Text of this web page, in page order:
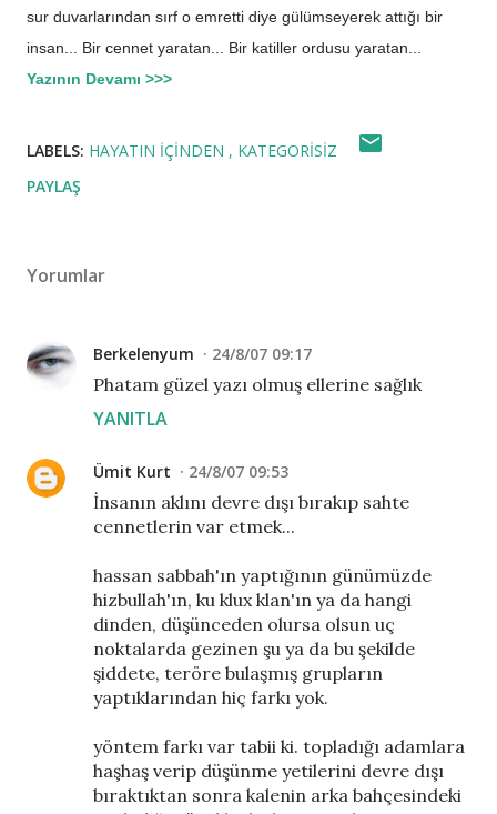
sur duvarlarından sırf o emretti diye gülümseyerek attığı bir
insan... Bir cennet yaratan... Bir katiller ordusu yaratan...
Yazının Devamı >>>
LABELS: HAYATIN İÇINDEN
KATEGORISIZ
PAYLAŞ
Yorumlar
Berkelenyum 24/8/07 09:17
Phatam güzel yazı olmuş ellerine sağlık
YANITLA
Ümit Kurt 24/8/07 09:53
İnsanın aklını devre dışı bırakıp sahte
cennetlerin var etmek...
hassan sabbah'ın yaptığının günümüzde
hizbullah'ın, ku klux klan'ın ya da hangi
dinden, düşünceden olursa olsun uç
noktalarda gezinen şu ya da bu şekilde
şiddete, teröre bulaşmış grupların
yaptıklarından hiç farkı yok.
yöntem farkı var tabii ki. topladığı adamlara
haşhaş verip düşünme yetilerini devre dışı
bıraktıktan sonra kalenin arka bahçesindeki